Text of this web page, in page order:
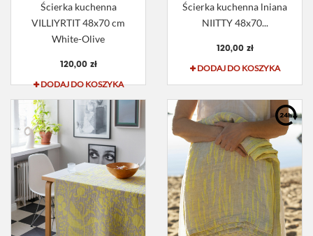
Ścierka kuchenna
VILLIYRTIT 48x70 cm
White-Olive
120,00 zł
DODAJ DO KOSZYKA
Ścierka kuchenna lniana
NIITTY 48x70...
120,00 zł
DODAJ DO KOSZYKA